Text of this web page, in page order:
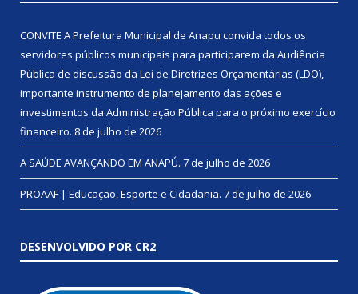
CONVITE A Prefeitura Municipal de Anapu convida todos os
servidores públicos municipais para participarem da Audiência
Pública de discussão da Lei de Diretrizes Orçamentárias (LDO),
importante instrumento de planejamento das ações e
investimentos da Administração Pública para o próximo exercício
financeiro. 8 de julho de 2026
A SAÚDE AVANÇANDO EM ANAPÚ. 7 de julho de 2026
PROAAF | Educação, Esporte e Cidadania. 7 de julho de 2026
DESENVOLVIDO POR CR2